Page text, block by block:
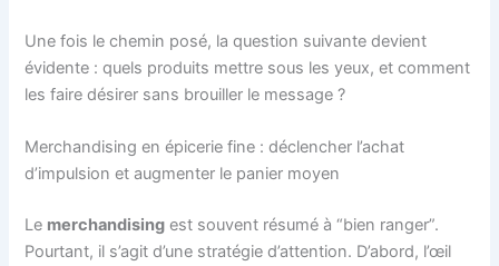
Une fois le chemin posé, la question suivante devient
évidente : quels produits mettre sous les yeux, et comment
les faire désirer sans brouiller le message ?
Merchandising en épicerie fine : déclencher l’achat
d’impulsion et augmenter le panier moyen
Le merchandising est souvent résumé à “bien ranger”.
Pourtant, il s’agit d’une stratégie d’attention. D’abord, l’œil